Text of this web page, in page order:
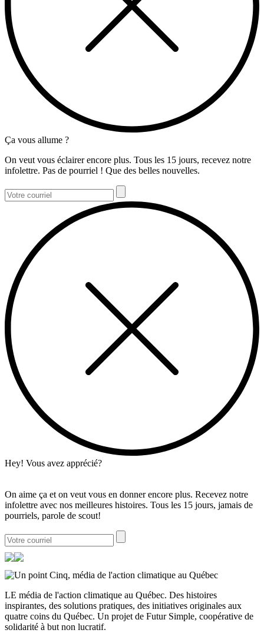
Ça vous allume ?
On veut vous éclairer encore plus. Tous les 15 jours, recevez notre
infolettre. Pas de pourriel ! Que des belles nouvelles.
Hey! Vous avez apprécié?
On aime ça et on veut vous en donner encore plus. Recevez notre
infolettre avec nos meilleures histoires. Tous les 15 jours, jamais de
pourriels, parole de scout!
LE média de l'action climatique au Québec. Des histoires
inspirantes, des solutions pratiques, des initiatives originales aux
quatre coins du Québec. Un projet de Futur Simple, coopérative de
solidarité à but non lucratif.